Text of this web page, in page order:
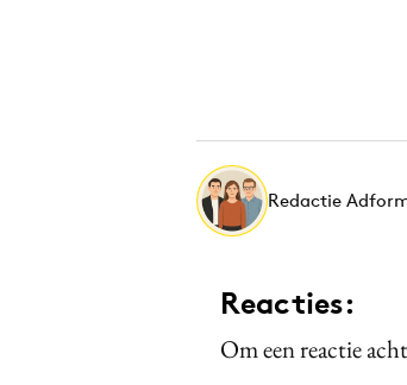
Redactie
Reacties:
Om een reactie